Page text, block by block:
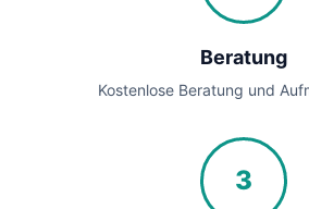
Beratung
Kostenlose Beratung und
3